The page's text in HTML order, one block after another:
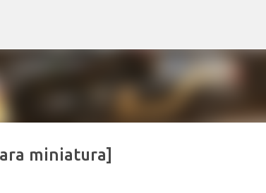
miniatura]